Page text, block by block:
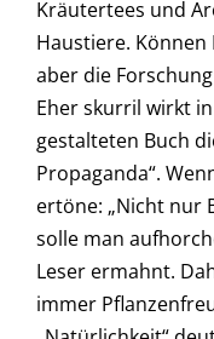
Kräutertees und
Haustiere. Können
aber die
Eher skurril wirkt
gestalteten Buch
Propaganda“.
ertöne: „Nicht nur
solle man
Leser ermahnt.
immer